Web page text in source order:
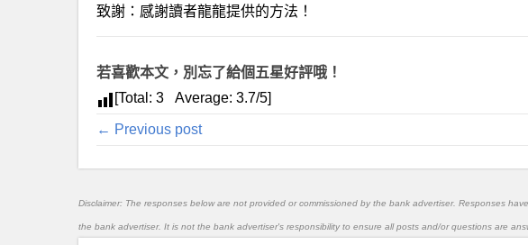
致謝：感謝讀者龍龍提供的方法！
若喜歡本文，別忘了給個五星好評哦！
[Total: 3 Average: 3.7/5]
← Previous post
Disclaimer: The responses below are not provided or commissioned by the bank advertiser. Responses
the bank advertiser. It is not the bank advertiser's responsibility to ensure all posts and/or questions are